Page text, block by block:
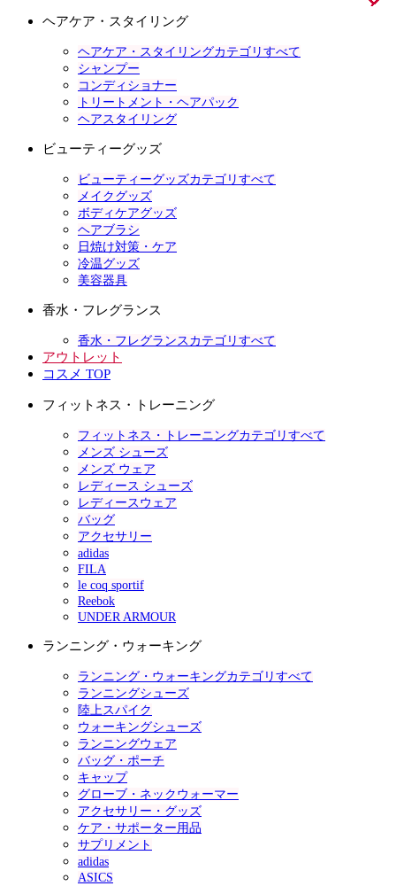
ヘアケア・スタイリング
ヘアケア・スタイリングカテゴリすべて
シャンプー
コンディショナー
トリートメント・ヘアパック
ヘアスタイリング
ビューティーグッズ
ビューティーグッズカテゴリすべて
メイクグッズ
ボディケアグッズ
ヘアブラシ
日焼け対策・ケア
冷温グッズ
美容器具
香水・フレグランス
香水・フレグランスカテゴリすべて
アウトレット
コスメ TOP
フィットネス・トレーニング
フィットネス・トレーニングカテゴリすべて
メンズ シューズ
メンズ ウェア
レディース シューズ
レディースウェア
バッグ
アクセサリー
adidas
FILA
le coq sportif
Reebok
UNDER ARMOUR
ランニング・ウォーキング
ランニング・ウォーキングカテゴリすべて
ランニングシューズ
陸上スパイク
ウォーキングシューズ
ランニングウェア
バッグ・ポーチ
キャップ
グローブ・ネックウォーマー
アクセサリー・グッズ
ケア・サポーター用品
サプリメント
adidas
ASICS